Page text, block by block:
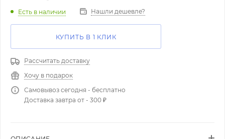
Есть в наличии Нашли дешевле?
КУПИТЬ В 1 КЛИК
Рассчитать доставку
Хочу в подарок
Самовывоз сегодня - бесплатно
Доставка завтра от - 300 ₽